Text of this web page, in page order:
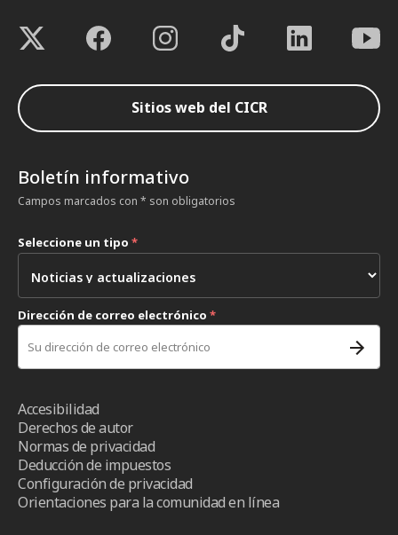
Sitios web del CICR
Boletín informativo
Campos marcados con * son obligatorios
Seleccione un tipo *
Dirección de correo electrónico *
Accesibilidad
Derechos de autor
Normas de privacidad
Deducción de impuestos
Configuración de privacidad
Orientaciones para la comunidad en línea